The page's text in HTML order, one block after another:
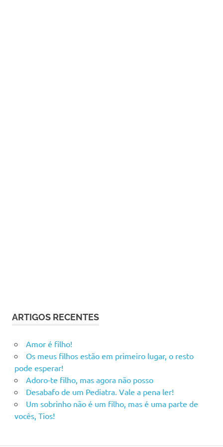
ARTIGOS RECENTES
Amor é filho!
Os meus filhos estão em primeiro lugar, o resto
pode esperar!
Adoro-te filho, mas agora não posso
Desabafo de um Pediatra. Vale a pena ler!
Um sobrinho não é um filho, mas é uma parte de
vocês, Tios!